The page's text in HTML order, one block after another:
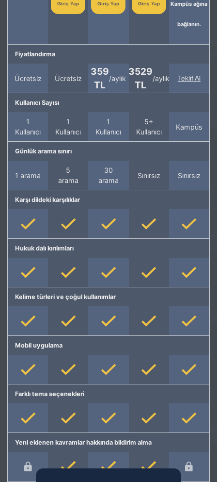
Giriş Yap Giriş Yap Giriş Yap Kampüs ağına
bağlanın.
Fiyatlandırma
Ücretsiz Ücretsiz
359
TL
/aylık
3529
TL
/aylık Teklif Al
Kullanıcı Sayısı
1
Kullanıcı
1
Kullanıcı
1
Kullanıcı
5+
Kullanıcı
Kampüs
Günlük arama sınırı
1 arama
5
arama
30
arama
Sınırsız Sınırsız
Karşı dildeki karşılıklar
Hukuk dalı kırılımları
Kelime türleri ve çoğul kullanımlar
Mobil uygulama
Farklı tema seçenekleri
Yeni eklenen kavramlar hakkında bildirim alma